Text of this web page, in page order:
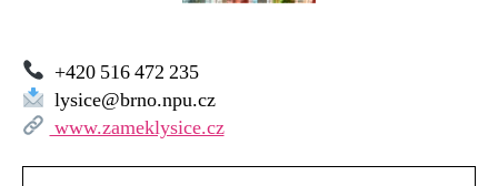
+420 516 472 235
lysice@brno.npu.cz
www.zameklysice.cz